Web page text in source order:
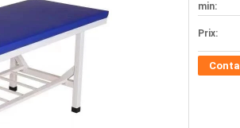
min:
Prix: